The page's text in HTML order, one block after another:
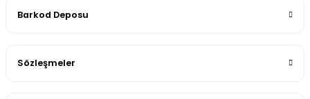
Barkod Deposu
Sözleşmeler